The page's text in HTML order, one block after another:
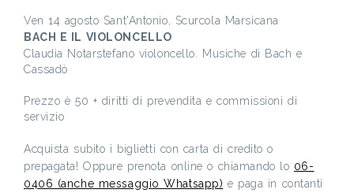
Ven 14 agosto Sant'Antonio, Scurcola Marsicana
BACH E IL VIOLONCELLO
Claudia Notarstefano violoncello. Musiche di Bach e
Cassadò
Prezzo è 50 + diritti di prevendita e commissioni di
servizio
Acquista subito i biglietti con carta di credito o
prepagata! Oppure prenota online o chiamando lo 06-
0406 (anche messaggio Whatsapp) e paga in contanti